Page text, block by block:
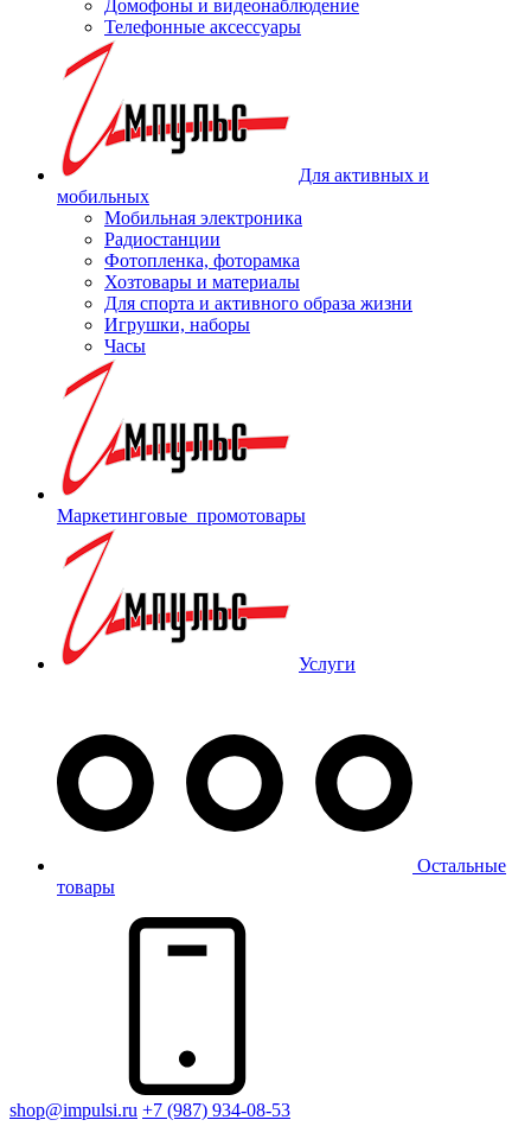
Домофоны и видеонаблюдение
Телефонные аксессуары
Для активных и
мобильных
Мобильная электроника
Радиостанции
Фотопленка, фоторамка
Хозтовары и материалы
Для спорта и активного образа жизни
Игрушки, наборы
Часы
Маркетинговые_промотовары
Услуги
Остальные
товары
shop@impulsi.ru +7 (987) 934-08-53